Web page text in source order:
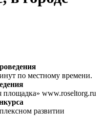
по местному времени.
площадка» www.roseltorg.ru
развитии